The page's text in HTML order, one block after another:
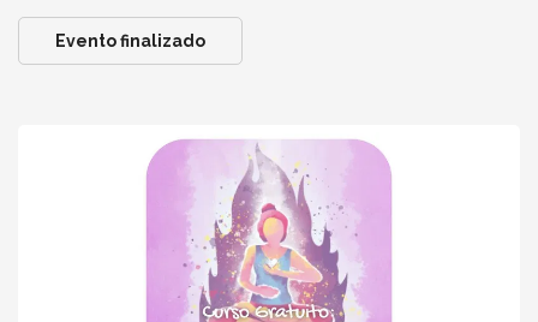
Evento finalizado